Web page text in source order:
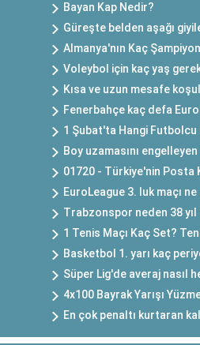
Bayan Kap Nedir?
Güreşte belden aşağı
Almanya'nın Kaç
Voleybol için kaç yaş
Kısa ve uzun mesafe
Fenerbahçe kaç defa
1 Şubat'ta Hangi
Boy uzamasını
01720 - Türkiye'nin Posta
EuroLeague 3. luk maçı
Trabzonspor neden 38 yıl
1 Tenis Maçı Kaç Set?
Basketbol 1. yarı kaç
Süper Lig'de averaj nasıl
4x100 Bayrak Yarışı
En çok penaltı kurtaran